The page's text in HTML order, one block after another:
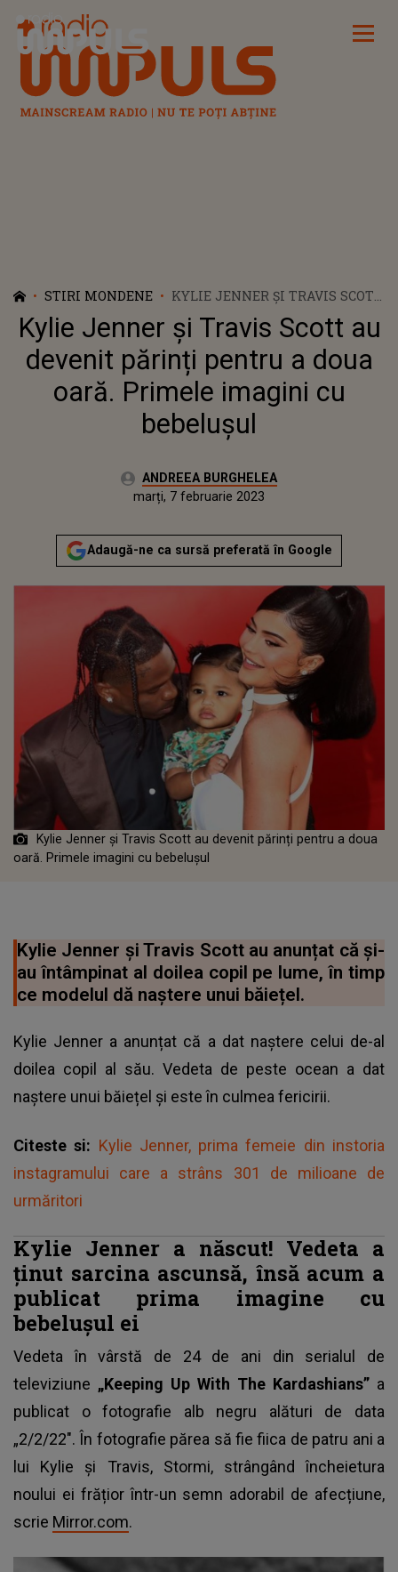
Radio Impuls
STIRI MONDENE
KYLIE JENNER ȘI TRAVIS SCOTT
AU DEVENIT PĂRINȚI PENTRU
A DOUA OARĂ. PRIMELE
IMAGINI CU BEBELUȘUL
Kylie Jenner și Travis Scott au
devenit părinți pentru a doua
oară. Primele imagini cu
bebelușul
Autor:ANDREEA BURGHELEA
Actualizat:
marți, 7 februarie 2023
Adaugă-ne ca sursă preferată în Google
Kylie Jenner și Travis Scott au devenit părinți pentru a doua
oară. Primele imagini cu bebelușul
Kylie Jenner și Travis Scott au anunțat că și-
au întâmpinat al doilea copil pe lume, în timp
ce modelul dă naștere unui băiețel.
Kylie Jenner a anunțat că a dat naștere celui de-al
doilea copil al său. Vedeta de peste ocean a dat
naștere unui băiețel și este în culmea fericirii.
Citeste si: Kylie Jenner, prima femeie din instoria
instagramului care a strâns 301 de milioane de
urmăritori
Kylie Jenner a născut! Vedeta a
ținut sarcina ascunsă, însă acum a
publicat prima imagine cu
bebelușul ei
Vedeta în vârstă de 24 de ani din serialul de
televiziune „Keeping Up With The Kardashians” a
publicat o fotografie alb negru alături de data
„2/2/22". În fotografie părea să fie fiica de patru ani a
lui Kylie și Travis, Stormi, strângând încheietura
noului ei frățior într-un semn adorabil de afecțiune,
scrie Mirror.com.